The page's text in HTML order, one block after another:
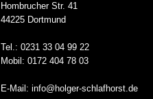
Hombrucher Str. 41
44225 Dortmund
Tel.: 0231 33 04 99 22
Mobil: 0172 404 78 03
E-Mail: info@holger-schlafhorst.de